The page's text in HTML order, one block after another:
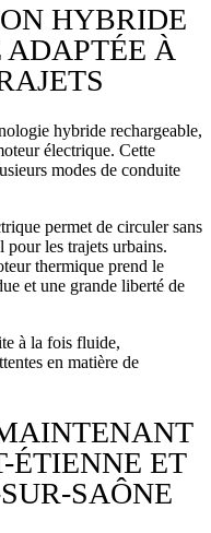
HYBRIDE
À
hybride rechargeable,
électrique. Cette
modes de conduite
permet de circuler sans
pour les trajets urbains.
thermique prend le
et une grande liberté de
à la fois fluide,
en matière de
ÉTIENNE ET
SAÔNE